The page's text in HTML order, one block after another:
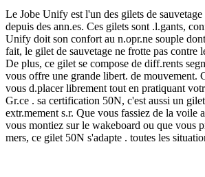
Le Jobe Unify est l'un des gilets de
depuis des ann.es. Ces gilets sont .l.gants,
Unify doit son confort au n.opr.ne souple
fait, le gilet de sauvetage ne frotte pas contre
De plus, ce gilet se compose de diff.rents
vous offre une grande libert. de mouvement.
vous d.placer librement tout en pratiquant
Gr.ce . sa certification 50N, c'est aussi un
extr.mement s.r. Que vous fassiez de la voile
vous montiez sur le wakeboard ou que vous
mers, ce gilet 50N s'adapte . toutes les